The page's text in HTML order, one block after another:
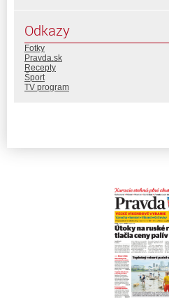
Odkazy
Fotky
Pravda.sk
Recepty
Šport
TV program